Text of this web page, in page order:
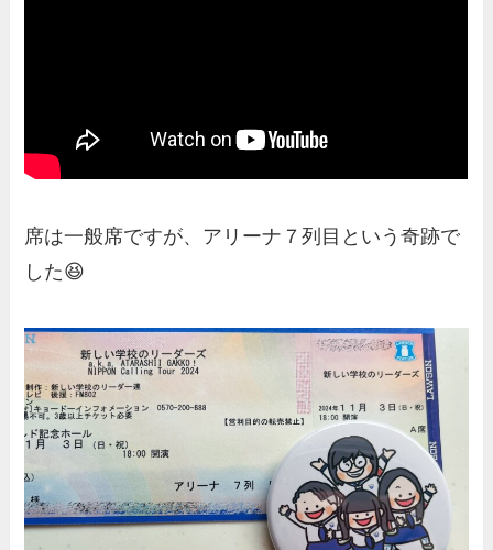
席は一般席ですが、アリーナ７列目という奇跡で
した😆